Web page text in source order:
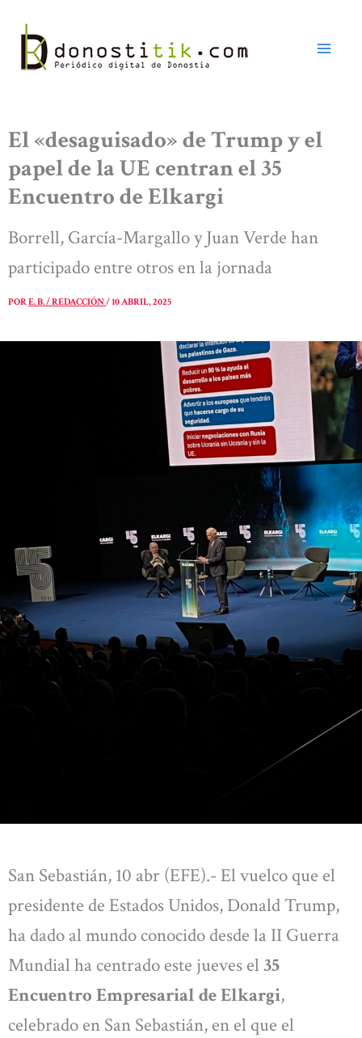
contenido
El «desaguisado» de Trump y el
papel de la UE centran el 35
Encuentro de Elkargi
Borrell, García-Margallo y Juan Verde han
participado entre otros en la jornada
PORE. B. / REDACCIÓN/10 ABRIL, 2025
San Sebastián, 10 abr (EFE).- El vuelco que el
presidente de Estados Unidos, Donald Trump,
ha dado al mundo conocido desde la II Guerra
Mundial ha centrado este jueves el 35
Encuentro Empresarial de Elkargi,
celebrado en San Sebastián, en el que el